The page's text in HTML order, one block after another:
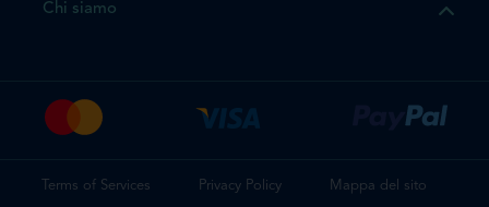
Chi siamo
Terms of Services Privacy Policy Mappa del sito